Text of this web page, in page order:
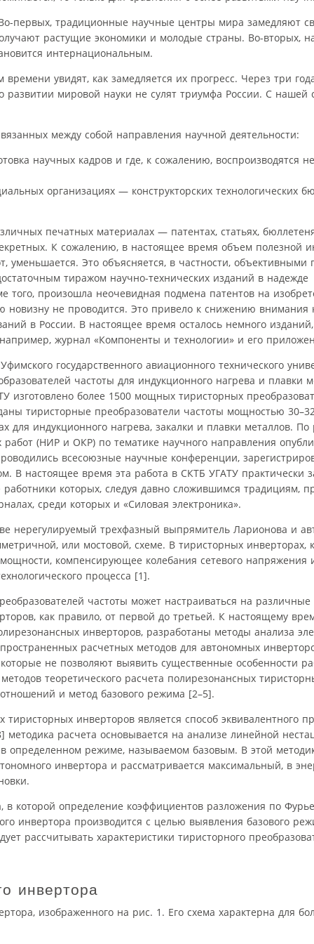
первых, традиционные научные центры мира замедляют
растущие экономики и молодые страны. Во-вторых,
интернациональным.
увидят, как замедляется их прогресс. Через три
мировой науки не сулят триумфа России. С нашей
между собой направления научной деятельности:
научных кадров и где, к сожалению, воспроизводятся
организациях — конструкторских технологических
печатных материалах — патентах, статьях,
К сожалению, в настоящее время объем полезной
уменьшается. Это объясняется, в частности,
тиражом научно-технических изданий в надежде
произошла неочевидная подмена патентов на
новизну не проводится. Это привело к снижению внимания
в России. В настоящее время осталось немного
журнал «Компоненты и технологии» и его
государственного авиационного технического
частоты для индукционного нагрева и плавки
изготовлено более 1500 мощных тиристорных
тиристорные преобразователи частоты мощностью
для индукционного нагрева, закалки и плавки металлов. По
работ (НИР и ОКР) по тематике научного направления
всесоюзные научные конференции,
В настоящее время эта работа в СКТБ УГАТУ практически
которых, следуя давно сложившимся традициям,
среди которых и «Силовая электроника».
нерегулируемый трехфазный выпрямитель Ларионова и
или мостовой, схеме. В тиристорных инверторах,
компенсирующее колебания сетевого напряжения
процесса [1].
частоты может настраиваться на
как правило, от первой до третьей. К настоящему
инверторов, разработаны методы анализа
расчетных методов для автономных
не позволяют выявить существенные особенности
теоретического расчета полирезонансных
и метод базового режима [2–5].
инверторов является способ эквивалентного
методика расчета основывается на анализе линейной
в определенном режиме, называемом базовым. В этой
инвертора и рассматривается максимальный, в
которой определение коэффициентов разложения по
инвертора производится с целью выявления базового
рассчитывать характеристики тиристорного
инвертора
изображенного на рис. 1. Его схема характерна для